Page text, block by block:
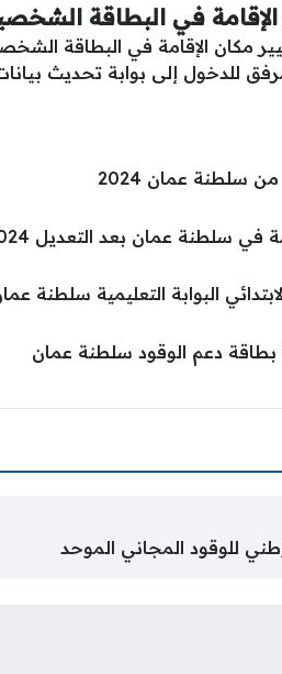
في البطاقة
مكان الإقامة في البطاقة
للدخول إلى بوابة تحديث
سلطنة عمان 2024
سلطنة عمان بعد التعديل 2024
البوابة التعليمية سلطنة
دعم الوقود سلطنة عمان
للوقود المجاني الموحد